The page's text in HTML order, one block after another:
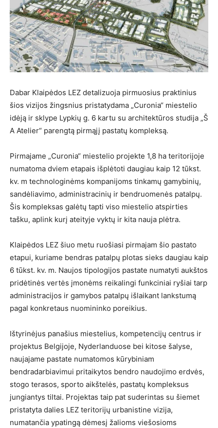
Dabar Klaipėdos LEZ detalizuoja pirmuosius praktinius
šios vizijos žingsnius pristatydama „Curonia“ miestelio
idėją ir sklype Lypkių g. 6 kartu su architektūros studija „Š
A Atelier“ parengtą pirmąjį pastatų kompleksą.
Pirmajame „Curonia“ miestelio projekte 1,8 ha teritorijoje
numatoma dviem etapais išplėtoti daugiau kaip 12 tūkst.
kv. m technologinėms kompanijoms tinkamų gamybinių,
sandėliavimo, administracinių ir bendruomenės patalpų.
Šis kompleksas galėtų tapti viso miestelio atspirties
tašku, aplink kurį ateityje vyktų ir kita nauja plėtra.
Klaipėdos LEZ šiuo metu ruošiasi pirmajam šio pastato
etapui, kuriame bendras patalpų plotas sieks daugiau kaip
6 tūkst. kv. m. Naujos tipologijos pastate numatyti aukštos
pridėtinės vertės įmonėms reikalingi funkciniai ryšiai tarp
administracijos ir gamybos patalpų išlaikant lankstumą
pagal konkretaus nuomininko poreikius.
Ištyrinėjus panašius miestelius, kompetencijų centrus ir
projektus Belgijoje, Nyderlanduose bei kitose šalyse,
naujajame pastate numatomos kūrybiniam
bendradarbiavimui pritaikytos bendro naudojimo erdvės,
stogo terasos, sporto aikštelės, pastatų kompleksus
jungiantys tiltai. Projektas taip pat suderintas su šiemet
pristatyta dalies LEZ teritorijų urbanistine vizija,
numatančia ypatingą dėmesį žalioms viešosioms